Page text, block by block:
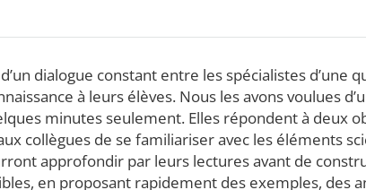
dialogue constant entre les spécialistes d’une
à leurs élèves. Nous les avons voulues
minutes seulement. Elles répondent à deux
collègues de se familiariser avec les éléments
approfondir par leurs lectures avant de
en proposant rapidement des exemples, des